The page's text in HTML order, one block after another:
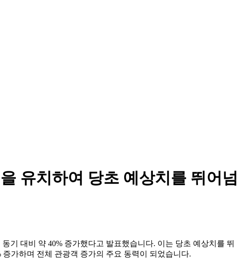
유치하여 당초 예상치를 뛰어넘
기 대비 약 40% 증가했다고 발표했습니다. 이는 당초 예상치를 뛰
가하며 전체 관광객 증가의 주요 동력이 되었습니다.